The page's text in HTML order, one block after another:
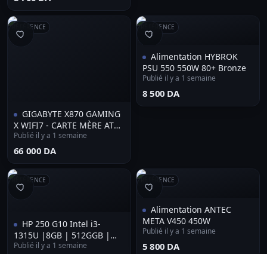
RÉFÉRENCE
GIGABYTE X870 GAMING
X WIFI7 - CARTE MÈRE ATX -
SOCKET AM5 - 4 x DDR5 - 1
x PCIe 5.0 X16 - 3 x M.2
LAN 2.5GBE - BLACK
Publié il y a 1 semaine
⁦66 000 DA⁩
RÉFÉRENCE
Alimentation HYBROK
PSU 550 550W 80+ Bronze
Publié il y a 1 semaine
⁦8 500 DA⁩
RÉFÉRENCE
HP 250 G10 Intel i3-
1315U |8GB | 512GGB |
15.6 |Clavier Lumineux
Publié il y a 1 semaine
RÉFÉRENCE
Alimentation ANTEC
META V450 450W
Publié il y a 1 semaine
⁦5 800 DA⁩